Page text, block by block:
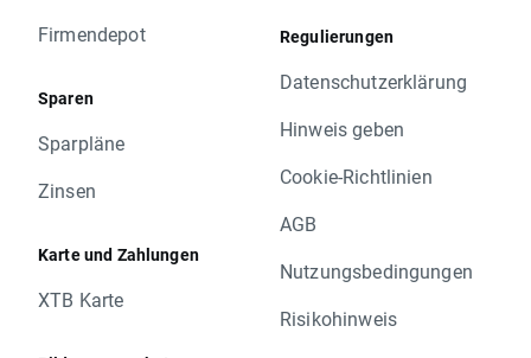
Firmendepot
Sparen
Sparpläne
Zinsen
Karte und Zahlungen
XTB Karte
Regulierungen
Datenschutzerklärung
Hinweis geben
Cookie-Richtlinien
AGB
Nutzungsbedingungen
Risikohinweis